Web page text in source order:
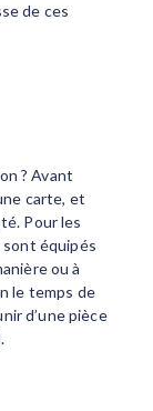
de ces
? Avant
carte, et
Pour les
sont équipés
ou à
le temps de
d’une pièce